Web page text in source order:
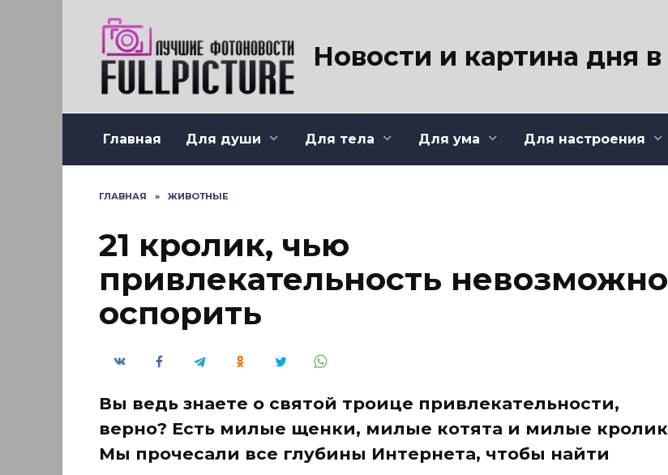
Новости и картина дня
Главная Для души Для тела Для ума Для настроения
ГЛАВНАЯ » ЖИВОТНЫЕ
21 кролик, чью
привлекательность невозможно
оспорить
Вы ведь знаете о святой троице привлекательности,
верно? Есть милые щенки, милые котята и милые
Мы прочесали все глубины Интернета, чтобы найти